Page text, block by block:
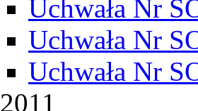
Uchwała Nr
Uchwała Nr
Uchwała Nr
2011